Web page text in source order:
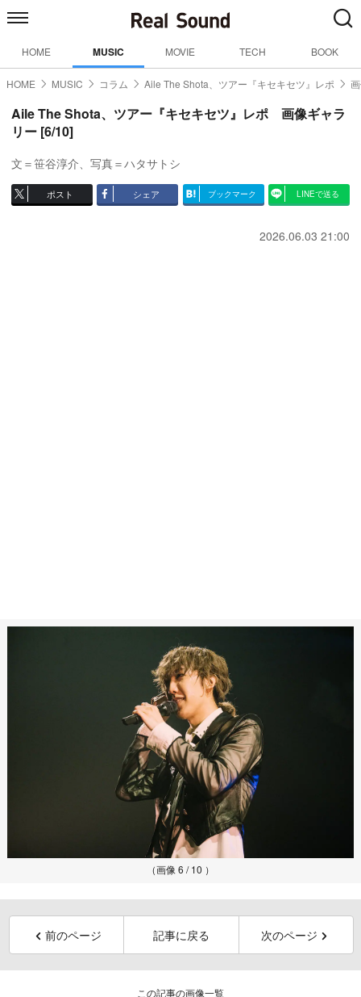
HOME MUSIC MOVIE TECH BOOK
HOME MUSIC コラム Aile The Shota、ツアー『キセキセツ』レポ
Aile The Shota、ツアー『キセキセツ』レポ 画像ギャラ
リー [6/10]
文＝笹谷淳介、写真＝ハタサトシ
ポスト シェア ブックマーク LINEで送る
2026.06.03 21:00
（画像 6 / 10 ）
前のページ 記事に戻る 次のページ
この記事の画像一覧